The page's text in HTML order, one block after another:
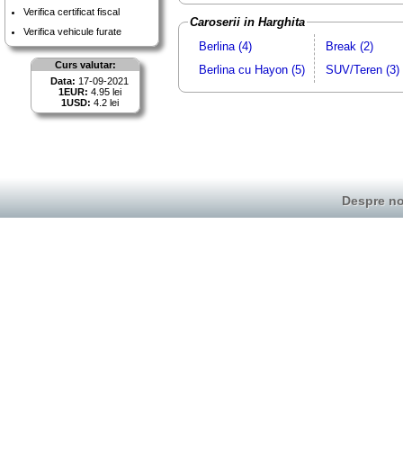
Verifica certificat fiscal
Verifica vehicule furate
Curs valutar:
Data: 17-09-2021
1EUR: 4.95 lei
1USD: 4.2 lei
Caroserii in Harghita
Berlina (4)
Berlina cu Hayon (5)
Break (2)
SUV/Teren (3)
Despre